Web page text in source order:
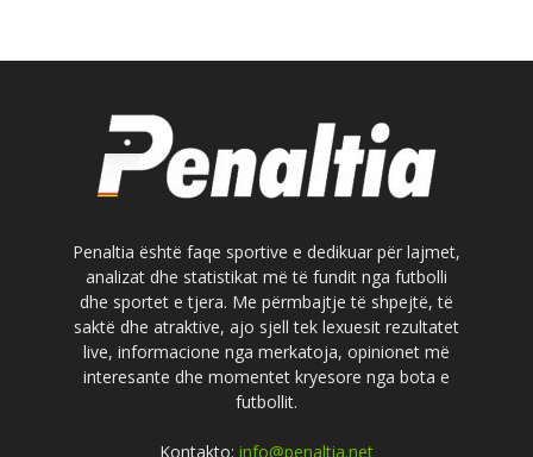
Penaltia është faqe sportive e dedikuar për lajmet,
analizat dhe statistikat më të fundit nga futbolli
dhe sportet e tjera. Me përmbajtje të shpejtë, të
saktë dhe atraktive, ajo sjell tek lexuesit rezultatet
live, informacione nga merkatoja, opinionet më
interesante dhe momentet kryesore nga bota e
futbollit.
Kontakto: info@penaltia.net